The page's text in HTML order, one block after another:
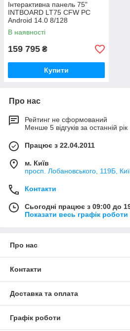
Інтерактивна панель 75"
INTBOARD LT75 CFW PC
Android 14.0 8/128
В наявності
159 795 ₴
Купити
Про нас
Рейтинг не сформований
Менше 5 відгуків за останній рік
Працює з 22.04.2011
м. Київ
просп. Лобановського, 119Б,
Контакти
Сьогодні працює з 09:00 до
Показати весь графік роботи
Про нас
Контакти
Доставка та оплата
Графік роботи